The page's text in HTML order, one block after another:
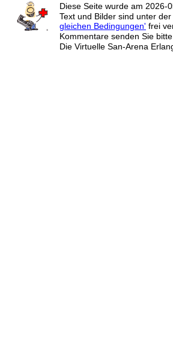
Diese Seite wurde am 2026-
Text und Bilder sind unter der
gleichen Bedingungen' frei
Kommentare senden Sie
Die Virtuelle San-Arena